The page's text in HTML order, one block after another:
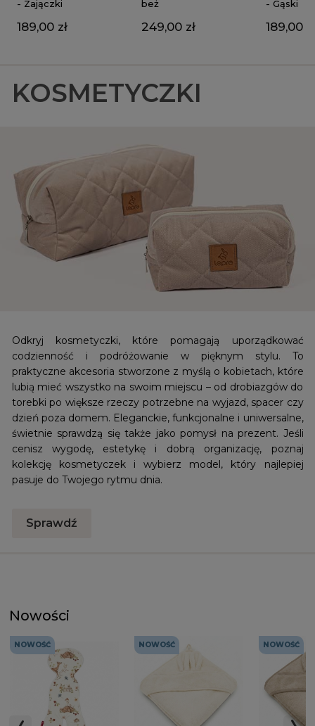
- Zajączki
189,00 zł
beż
249,00 zł
- Gąski
189,00
KOSMETYCZKI
Odkryj kosmetyczki, które pomagają uporządkować
codzienność i podróżowanie w pięknym stylu. To
praktyczne akcesoria stworzone z myślą o kobietach, które
lubią mieć wszystko na swoim miejscu – od drobiazgów do
torebki po większe rzeczy potrzebne na wyjazd, spacer czy
dzień poza domem. Eleganckie, funkcjonalne i uniwersalne,
świetnie sprawdzą się także jako pomysł na prezent. Jeśli
cenisz wygodę, estetykę i dobrą organizację, poznaj
kolekcję kosmetyczek i wybierz model, który najlepiej
pasuje do Twojego rytmu dnia.
Sprawdź
Nowości
NOWOŚĆ NOWOŚĆ NOWOŚĆ